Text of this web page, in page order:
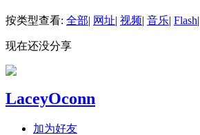
按类型查看: 全部| 网址| 视频| 音乐| Flash|
现在还没分享
LaceyOconn
加为好友